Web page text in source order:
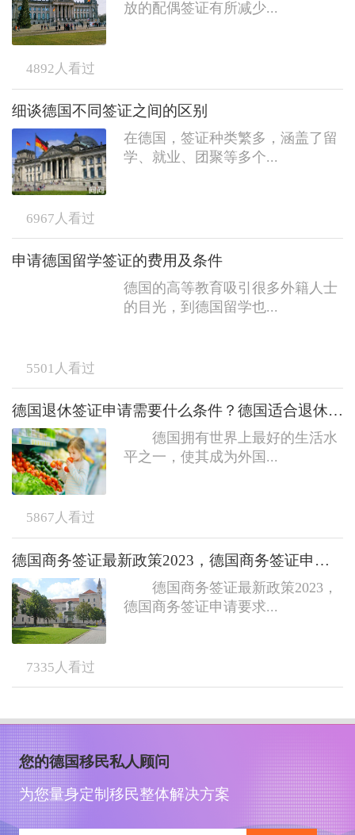
放的配偶签证有所减少...
4892 人看过
细谈德国不同签证之间的区别
在德国，签证种类繁多，涵盖了留
学、就业、团聚等多个...
6967 人看过
申请德国留学签证的费用及条件
德国的高等教育吸引很多外籍人士
的目光，到德国留学也...
5501 人看过
德国退休签证申请需要什么条件？德国适合退休生活吗？
德国拥有世界上最好的生活水
平之一，使其成为外国...
5867 人看过
德国商务签证最新政策2023，德国商务签证申请要求指南
德国商务签证最新政策2023，
德国商务签证申请要求...
7335 人看过
您的德国移民私人顾问
为您量身定制移民整体解决方案